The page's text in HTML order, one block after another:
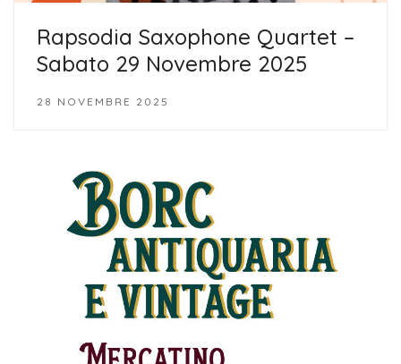
Rapsodia Saxophone Quartet –
Sabato 29 Novembre 2025
28 NOVEMBRE 2025